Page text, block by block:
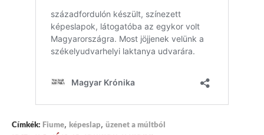
Címkék: Fiume, képeslap, üzenet a múltból